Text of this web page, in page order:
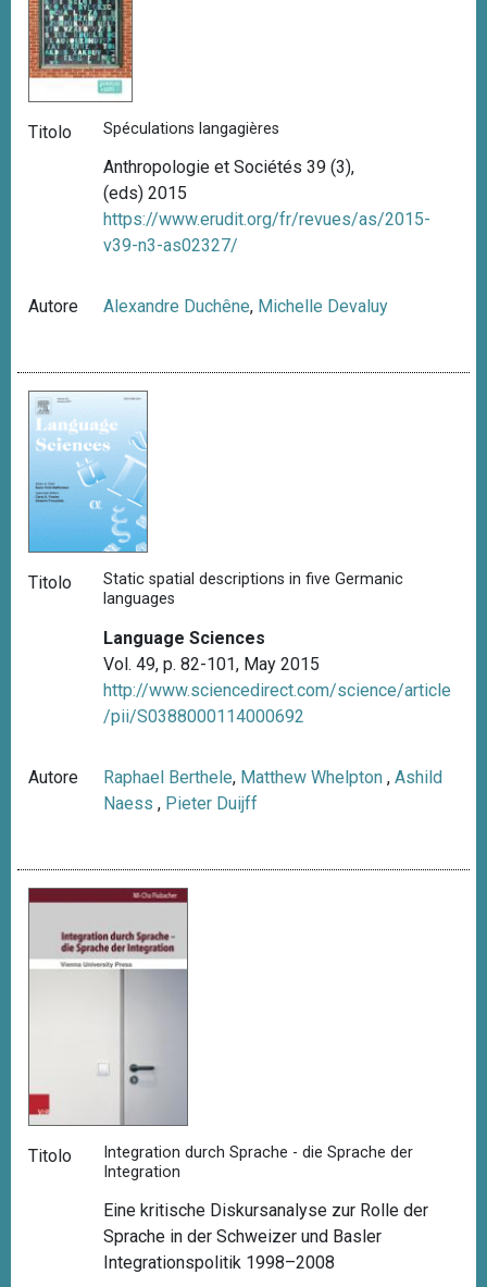
Titolo Spéculations langagières
Anthropologie et Sociétés 39 (3),
(eds) 2015
https://www.erudit.org/fr/revues/as/2015-
v39-n3-as02327/
Autore Alexandre Duchêne, Michelle Devaluy
Titolo
Static spatial descriptions in five Germanic
languages
Language Sciences
Vol. 49, p. 82-101, May 2015
http://www.sciencedirect.com/science/article
/pii/S0388000114000692
Autore Raphael Berthele, Matthew Whelpton,Ashild
Naess, Pieter Duijff
Titolo
Integration durch Sprache - die Sprache der
Integration
Eine kritische Diskursanalyse zur Rolle der
Sprache in der Schweizer und Basler
Integrationspolitik 1998–2008